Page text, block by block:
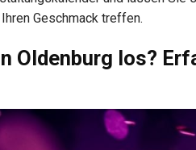
Geschmack treffen.
Oldenburg los?